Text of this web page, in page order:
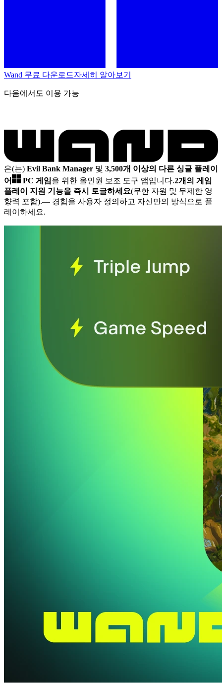
Wand 무료 다운로드자세히 알아보기
다음에서도 이용 가능
은(는) Evil Bank Manager 및 3,500개 이상의 다른 싱글 플레이
어
PC 게임을 위한 올인원 보조 도구 앱입니다.2개의 게임
플레이 지원 기능을 즉시 토글하세요(무한 자원 및 무제한 영
향력 포함).— 경험을 사용자 정의하고 자신만의 방식으로 플
레이하세요.